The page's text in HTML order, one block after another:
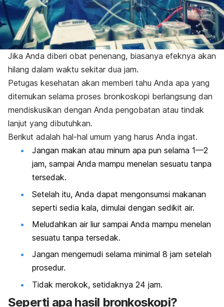
Jika Anda diberi obat penenang, biasanya efeknya akan
hilang dalam waktu sekitar dua jam.
Petugas kesehatan akan memberi tahu Anda apa yang
ditemukan selama proses bronkoskopi berlangsung dan
mendiskusikan dengan Anda pengobatan atau tindak
lanjut yang dibutuhkan.
Berikut adalah hal-hal umum yang harus Anda ingat.
Jangan makan atau minum apa pun selama 1—2
jam, sampai Anda mampu menelan sesuatu tanpa
tersedak.
Setelah itu, Anda dapat mengonsumsi makanan
seperti sedia kala, dimulai dengan sedikit air.
Meludahkan air liur sampai Anda mampu menelan
sesuatu tanpa tersedak.
Jangan mengemudi selama minimal 8 jam setelah
prosedur.
Tidak merokok, setidaknya 24 jam.
Seperti apa hasil bronkoskopi?